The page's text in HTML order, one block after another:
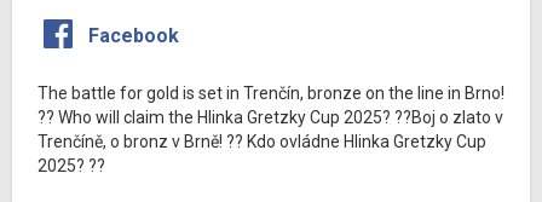
Facebook
The battle for gold is set in Trenčín, bronze on the line in Brno!
?? Who will claim the Hlinka Gretzky Cup 2025? ??Boj o zlato v
Trenčíně, o bronz v Brně! ?? Kdo ovládne Hlinka Gretzky Cup
2025? ??